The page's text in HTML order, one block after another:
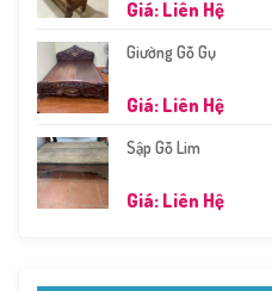
Giá: Liên Hệ
Giường Gỗ Gụ
Giá: Liên Hệ
Sập Gỗ Lim
Giá: Liên Hệ